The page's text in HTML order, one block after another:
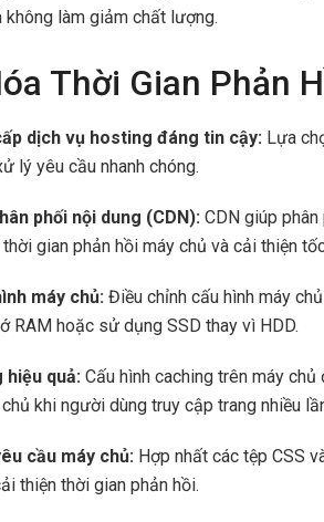
làm giảm chất lượng.
Thời Gian Phản
dịch vụ hosting đáng tin cậy: Lựa
lý yêu cầu nhanh chóng.
phối nội dung (CDN): CDN giúp
gian phản hồi máy chủ và cải thiện
máy chủ: Điều chỉnh cấu hình máy
RAM hoặc sử dụng SSD thay vì HDD.
hiệu quả: Cấu hình caching trên máy
khi người dùng truy cập trang nhiều
cầu máy chủ: Hợp nhất các tệp CSS
thiện thời gian phản hồi.